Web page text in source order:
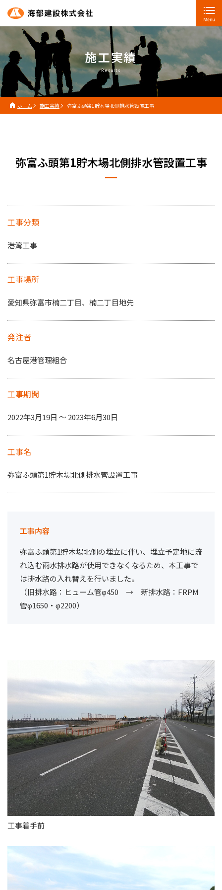
施工実績
Results
ホーム 施工実績 弥富ふ頭第1貯木場北側排水管設置工事
弥富ふ頭第1貯木場北側排水管設置工事
工事分類
港湾工事
工事場所
愛知県弥富市楠二丁目、楠二丁目地先
発注者
名古屋港管理組合
工事期間
2022年3月19日 〜 2023年6月30日
工事名
弥富ふ頭第1貯木場北側排水管設置工事
工事内容
弥富ふ頭第1貯木場北側の埋立に伴い、埋立予定地に流
れ込む雨水排水路が使用できなくなるため、本工事で
は排水路の入れ替えを行いました。
（旧排水路：ヒューム管φ450 → 新排水路：FRPM
管φ1650・φ2200）
工事着手前